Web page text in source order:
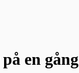
på en gång